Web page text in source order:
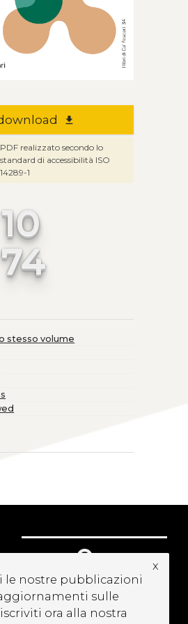
file_download
PDF realizzato secondo lo
standard di accessibilità ISO
14289-1
10
74
stesso volume
le nostre pubblicazioni
sulle
ora alla nostra
x